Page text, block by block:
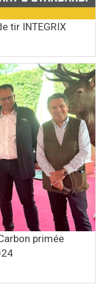
tir INTEGRIX
primée